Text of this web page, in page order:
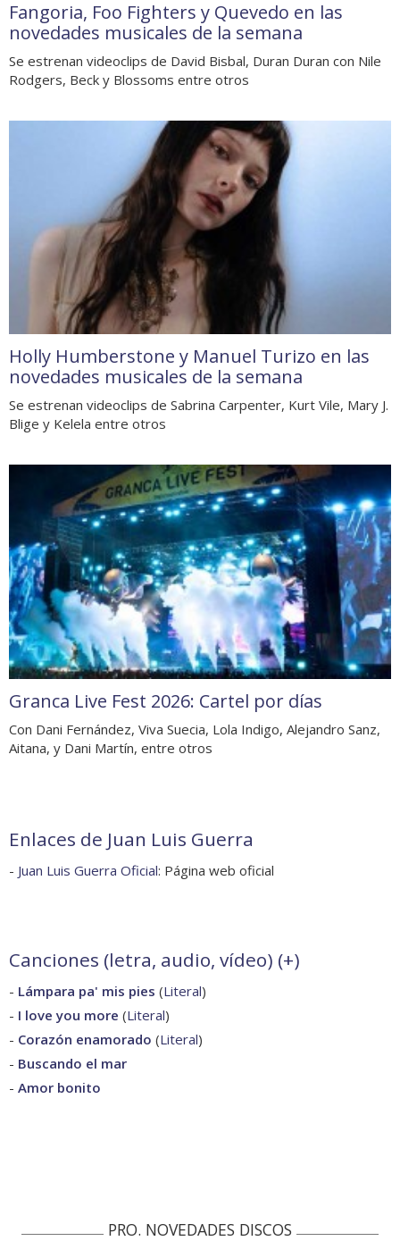
Fangoria, Foo Fighters y Quevedo en las
novedades musicales de la semana
Se estrenan videoclips de David Bisbal, Duran Duran con Nile
Rodgers, Beck y Blossoms entre otros
Holly Humberstone y Manuel Turizo en las
novedades musicales de la semana
Se estrenan videoclips de Sabrina Carpenter, Kurt Vile, Mary J.
Blige y Kelela entre otros
Granca Live Fest 2026: Cartel por días
Con Dani Fernández, Viva Suecia, Lola Indigo, Alejandro Sanz,
Aitana, y Dani Martín, entre otros
Enlaces de Juan Luis Guerra
- Juan Luis Guerra Oficial: Página web oficial
Canciones (letra, audio, vídeo) (+)
- Lámpara pa' mis pies (Literal)
- I love you more (Literal)
- Corazón enamorado (Literal)
- Buscando el mar
- Amor bonito
PRO. NOVEDADES DISCOS